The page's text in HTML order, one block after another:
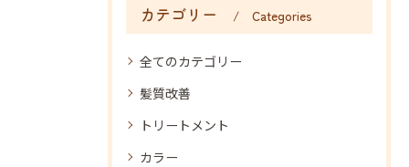
カテゴリー Categories
全てのカテゴリー
髪質改善
トリートメント
カラー